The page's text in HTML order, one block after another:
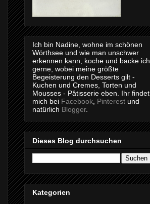
Ich bin Nadine, wohne im schönen
Wörthsee und wie man unschwer
erkennen kann, koche und backe ich
gerne, wobei meine größte
Begeisterung den Desserts gilt -
Kuchen und Cremes, Torten und
Mousses - Pâtisserie eben. Ihr findet
mich bei Facebook, Pinterest und
natürlich Blogger.
Dieses Blog durchsuchen
Kategorien